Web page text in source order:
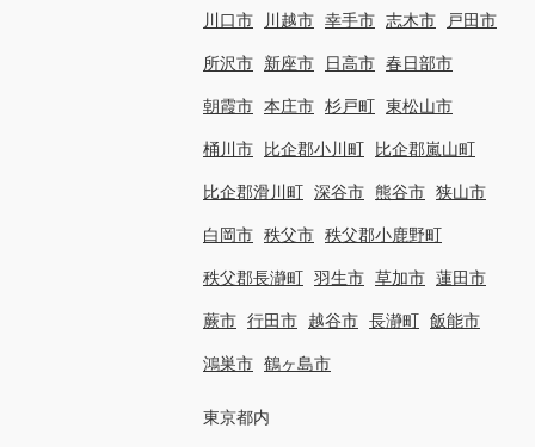
川口市 川越市 幸手市 志木市 戸田市
所沢市 新座市 日高市 春日部市
朝霞市 本庄市 杉戸町 東松山市
桶川市 比企郡小川町 比企郡嵐山町
比企郡滑川町 深谷市 熊谷市 狭山市
白岡市 秩父市 秩父郡小鹿野町
秩父郡長瀞町 羽生市 草加市 蓮田市
蕨市 行田市 越谷市 長瀞町 飯能市
鴻巣市 鶴ヶ島市
東京都内